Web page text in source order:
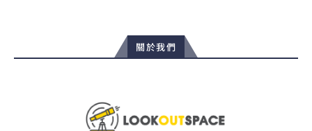
關於我們